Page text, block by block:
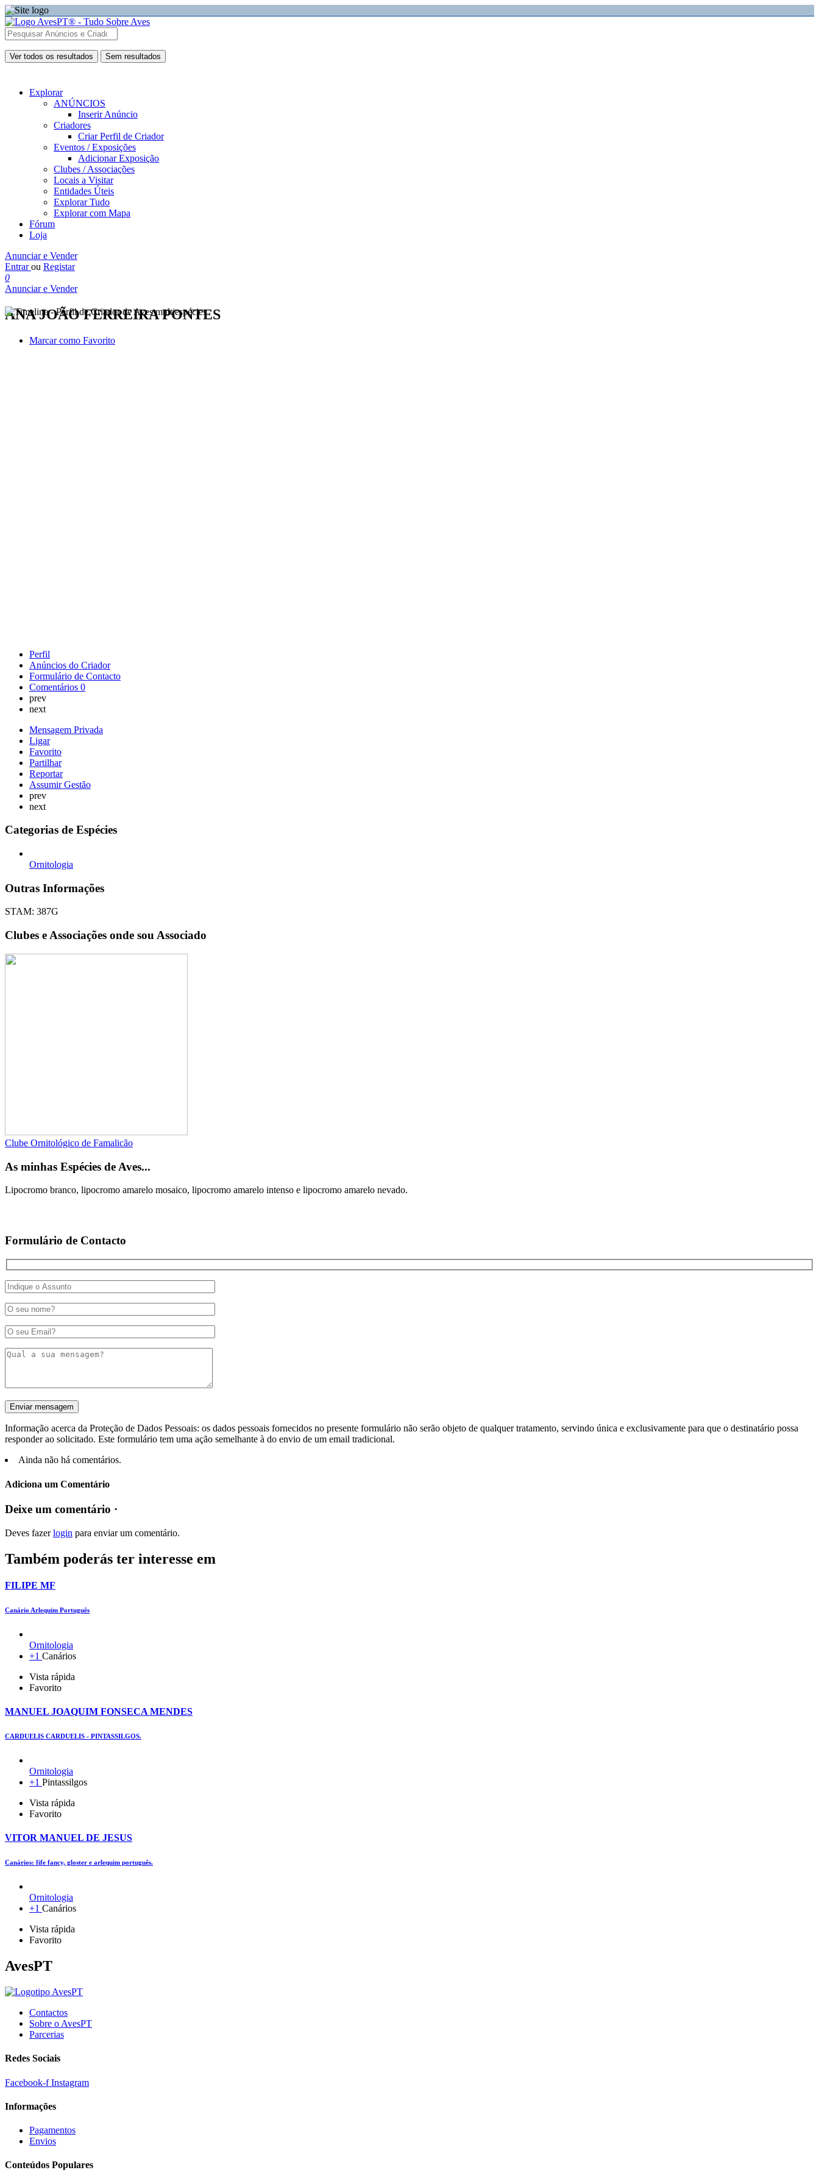
Ver todos os resultados Sem resultados
Explorar
ANÚNCIOS
Inserir Anúncio
Criadores
Criar Perfil de Criador
Eventos / Exposições
Adicionar Exposição
Clubes / Associações
Locais a Visitar
Entidades Úteis
Explorar Tudo
Explorar com Mapa
Fórum
Loja
Anunciar e Vender
Entrarou Registar
0
Anunciar e Vender
ANA JOÃO FERREIRA PONTES
Marcar como Favorito
Perfil
Anúncios do Criador
Formulário de Contacto
Comentários 0
prev
next
Mensagem Privada
Ligar
Favorito
Partilhar
Reportar
Assumir Gestão
prev
next
Categorias de Espécies
Ornitologia
Outras Informações
STAM: 387G
Clubes e Associações onde sou Associado
Clube Ornitológico de Famalicão
As minhas Espécies de Aves...
Lipocromo branco, lipocromo amarelo mosaico, lipocromo amarelo intenso e lipocromo amarelo nevado.
Formulário de Contacto
Informação acerca da Proteção de Dados Pessoais: os dados pessoais fornecidos no presente formulário não serão objeto de qualquer tratamento, servindo única e exclusivamente para que o destinatário possa
responder ao solicitado. Este formulário tem uma ação semelhante à do envio de um email tradicional.
Ainda não há comentários.
Adiciona um Comentário
Deixe um comentário ·
Deves fazerlogin para enviar um comentário.
Também poderás ter interesse em
FILIPE MF
Canário Arlequim Português
Ornitologia
+1 Canários
Vista rápida
Favorito
MANUEL JOAQUIM FONSECA MENDES
CARDUELIS CARDUELIS - PINTASSILGOS.
Ornitologia
+1 Pintassilgos
Vista rápida
Favorito
VITOR MANUEL DE JESUS
Canários: fife fancy, gloster e arlequim português.
Ornitologia
+1 Canários
Vista rápida
Favorito
AvesPT
Contactos
Sobre o AvesPT
Parcerias
Redes Sociais
Facebook-f Instagram
Informações
Pagamentos
Envios
Conteúdos Populares